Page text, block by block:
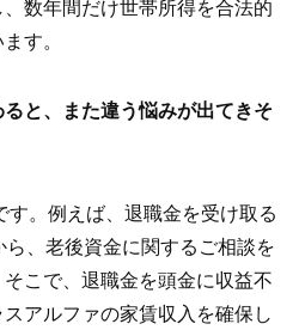
数年間だけ世帯所得を合法的
す。
と、また違う悩みが出てきそ
す。例えば、退職金を受け取る
、老後資金に関するご相談を
こで、退職金を頭金に収益不
アルファの家賃収入を確保し